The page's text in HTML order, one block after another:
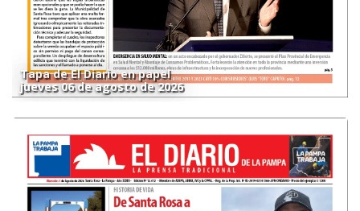
Tapa de El Diario en papel
jueves 06 de agosto de 2026